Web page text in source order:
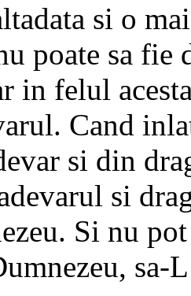
si o
poate sa fie
in felul
Cand
si din
si
Si nu